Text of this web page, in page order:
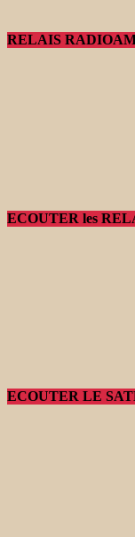
RELAIS
ECOUTER les
ECOUTER LE